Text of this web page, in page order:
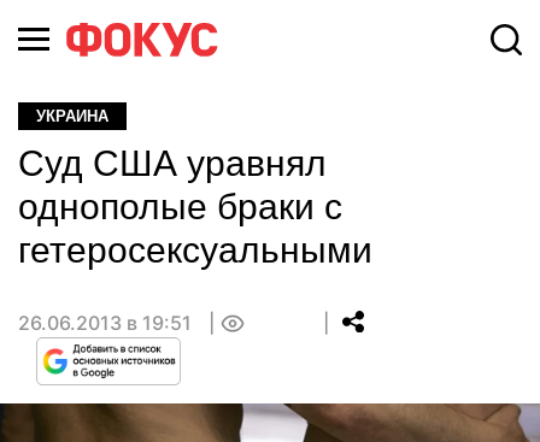
УКРАИНА
Суд США уравнял
однополые браки с
гетеросексуальными
26.06.2013 в 19:51